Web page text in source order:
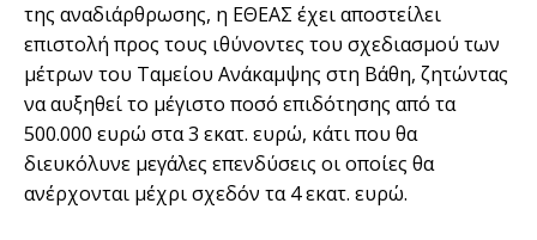
της αναδιάρθρωσης, η ΕΘΕΑΣ έχει αποστείλει
επιστολή προς τους ιθύνοντες του σχεδιασµού των
µέτρων του Ταµείου Ανάκαµψης στη Βάθη, ζητώντας
να αυξηθεί το µέγιστο ποσό επιδότησης από τα
500.000 ευρώ στα 3 εκατ. ευρώ, κάτι που θα
διευκόλυνε µεγάλες επενδύσεις οι οποίες θα
ανέρχονται µέχρι σχεδόν τα 4 εκατ. ευρώ.